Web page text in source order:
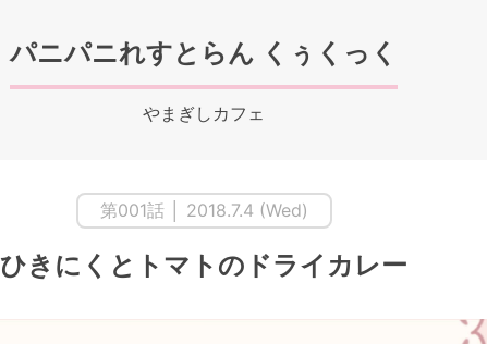
パニパニれすとらん くぅくっく
やまぎしカフェ
第001話 │ 2018.7.4 (Wed)
ひきにくとトマトのドライカレー